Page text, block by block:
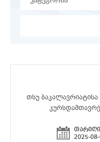
თსუ
თარიღი
2025-